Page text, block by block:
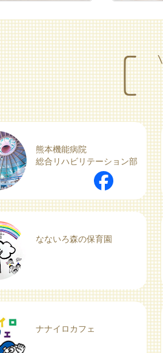
熊本機能病院
総合リハビリテーション部
なないろ森の保育園
ナナイロカフェ